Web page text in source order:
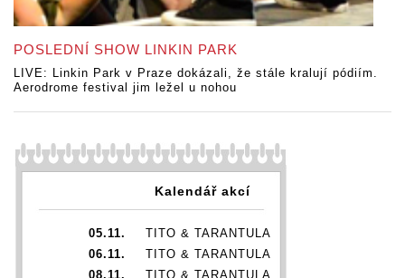
POSLEDNÍ SHOW LINKIN PARK
LIVE: Linkin Park v Praze dokázali, že stále kralují pódiím.
Aerodrome festival jim ležel u nohou
Kalendář akcí
05.11.
TITO & TARANTULA
06.11.
TITO & TARANTULA
08.11.
TITO & TARANTULA